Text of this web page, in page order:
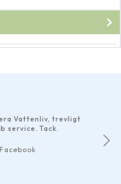
Vattenliv, trevligt
service. Tack.